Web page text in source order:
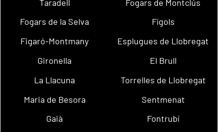
Taradell
Fogars de Montclús
Fogars de la Selva
Fígols
Figaró-Montmany
Esplugues de Llobregat
Gironella
El Brull
La Llacuna
Torrelles de Llobregat
Maria de Besora
Sentmenat
Gaià
Fontrubí